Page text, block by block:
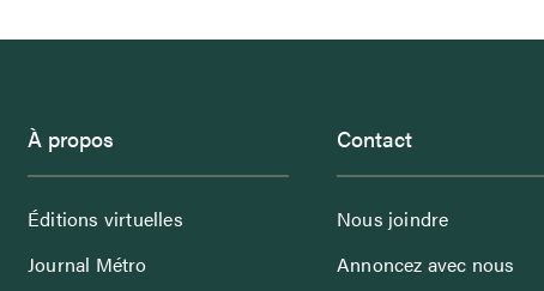
À propos
Éditions virtuelles
Journal Métro
Contact
Nous joindre
Annoncez avec nous